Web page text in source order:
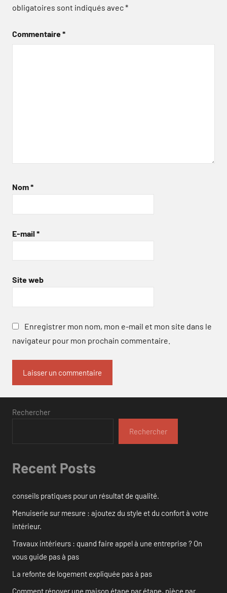
obligatoires sont indiqués avec*
Commentaire*
Nom*
E-mail *
Site web
Enregistrer mon nom, mon e-mail et mon site dans le
navigateur pour mon prochain commentaire.
Rechercher
Rechercher
Recent Posts
conseils pratiques pour un résultat de qualité.
Menuiserie sur mesure : ajoutez du style et du confort à votre
intérieur.
Travaux intérieurs : quand faire appel à une entreprise ? On
vous guide pas à pas
La refonte de logement expliquée pas à pas
Comment rénover une maison étape par étape, pièce par